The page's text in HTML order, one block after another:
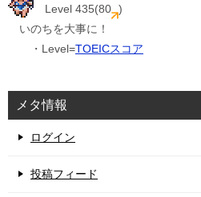
Level 435(80 )
いのちを大事に！
・Level=TOEICスコア
メタ情報
ログイン
投稿フィード